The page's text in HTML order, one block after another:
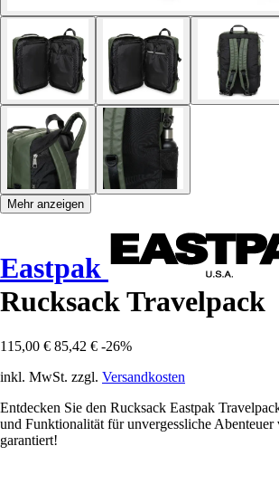
Mehr anzeigen
Eastpak
Rucksack Travelpack
115,00 € 85,42 € -26%
inkl. MwSt. zzgl. Versandkosten
Entdecken Sie den Rucksack Eastpak
und Funktionalität für unvergessliche
garantiert!